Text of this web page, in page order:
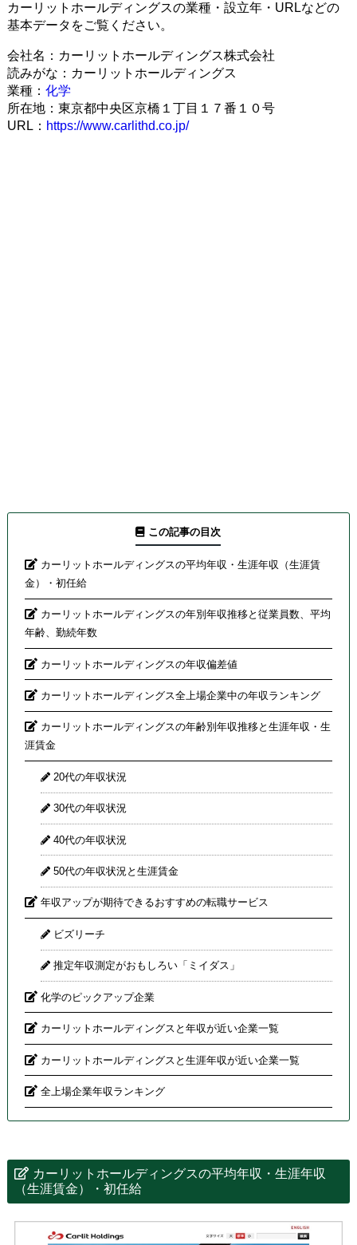
カーリットホールディングスの業種・設立年・URLなどの
基本データをご覧ください。
会社名：カーリットホールディングス株式会社
読みがな：カーリットホールディングス
業種： 化学
所在地：東京都中央区京橋１丁目１７番１０号
URL： https://www.carlithd.co.jp/
この記事の目次
カーリットホールディングスの平均年収・生涯年収（生涯賃
金）・初任給
カーリットホールディングスの年別年収推移と従業員数、平均
年齢、勤続年数
カーリットホールディングスの年収偏差値
カーリットホールディングス全上場企業中の年収ランキング
カーリットホールディングスの年齢別年収推移と生涯年収・生
涯賃金
20代の年収状況
30代の年収状況
40代の年収状況
50代の年収状況と生涯賃金
年収アップが期待できるおすすめの転職サービス
ビズリーチ
推定年収測定がおもしろい「ミイダス」
化学のピックアップ企業
カーリットホールディングスと年収が近い企業一覧
カーリットホールディングスと生涯年収が近い企業一覧
全上場企業年収ランキング
カーリットホールディングスの平均年収・生涯年収
（生涯賃金）・初任給